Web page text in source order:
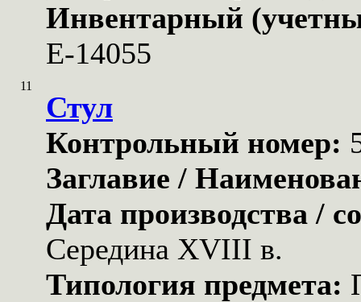
Инвентарный
Е-14055
11
Стул
Контрольный номер:
Заглавие /
Дата производства /
Середина XVIII в.
Типология предмета: